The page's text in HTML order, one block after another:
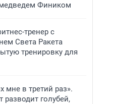
Фиником
тренер с
Света Ракета
тренировку для
мне в третий раз».
разводит голубей,